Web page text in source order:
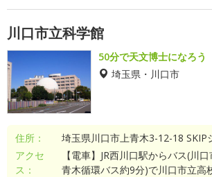
川口市立科学館
50分で天文博士になろう
埼玉県・川口市
住所：
埼玉県川口市上青木3-12-18 SKIP
アクセ
ス：
【電車】JR西川口駅からバス(川
青木循環バス約9分)で川口市立高